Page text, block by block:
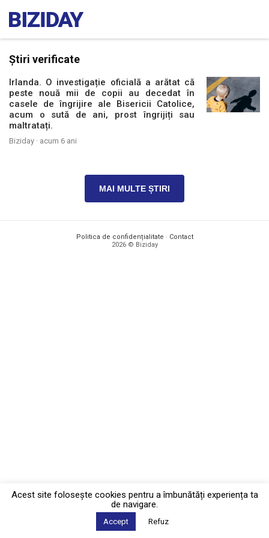
Știri verificate
Irlanda. O investigație oficială a arătat că
peste nouă mii de copii au decedat în
casele de îngrijire ale Bisericii Catolice,
acum o sută de ani, prost îngrijiți sau
maltratați.
Biziday · acum 6 ani
MAI MULTE ȘTIRI
Politica de confidențialitate · Contact
2026 © Biziday
Acest site foloseşte cookies pentru a îmbunătăți experiența ta
de navigare.
Accept Refuz